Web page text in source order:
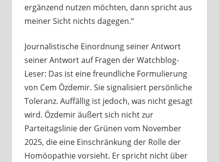
ergänzend nutzen möchten, dann spricht aus
meiner Sicht nichts dagegen.“
Journalistische Einordnung seiner Antwort
seiner Antwort auf Fragen der Watchblog-
Leser: Das ist eine freundliche Formulierung
von Cem Özdemir. Sie signalisiert persönliche
Toleranz. Auffällig ist jedoch, was nicht gesagt
wird. Özdemir äußert sich nicht zur
Parteitagslinie der Grünen vom November
2025, die eine Einschränkung der Rolle der
Homöopathie vorsieht. Er spricht nicht über